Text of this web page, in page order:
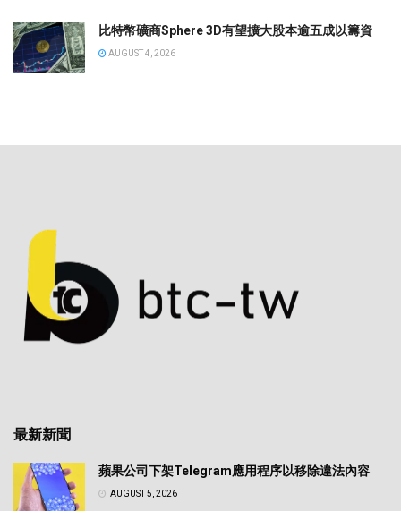
比特幣礦商Sphere 3D有望擴大股本逾五成以籌資
AUGUST 4, 2026
最新新聞
蘋果公司下架Telegram應用程序以移除違法內容
AUGUST 5, 2026